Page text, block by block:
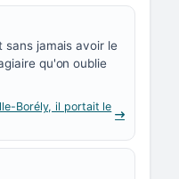
sans jamais avoir le
qu'on oublie
Borély, il portait le